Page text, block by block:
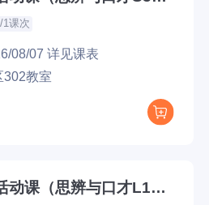
1课次
08/07 详见课表
302教室
动课（思辨与口才L1公